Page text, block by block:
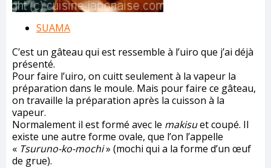
SUAMA
C’est un gâteau qui est ressemble à l’uiro que j’ai déjà
présenté.
Pour faire l’uiro, on cuitt seulement à la vapeur la
préparation dans le moule. Mais pour faire ce gâteau,
on travaille la préparation après la cuisson à la
vapeur.
Normalement il est formé avec le makisuet coupé. Il
existe une autre forme ovale, que l’on l’appelle
« Tsuruno-ko-mochi» (mochi qui a la forme d’un œuf
de grue).